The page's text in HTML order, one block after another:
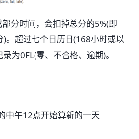
分时间，会扣掉总分的5%(即
。超过七个日历日(168小时或以
为0FL(零、不合格、逾期)。
中午12点开始算新的一天